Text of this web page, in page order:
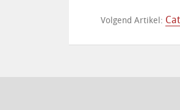
Volgend Artikel: